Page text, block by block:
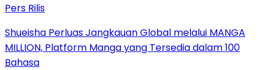
Pers Rilis
Shueisha Perluas Jangkauan Global melalui MANGA
MILLION, Platform Manga yang Tersedia dalam 100
Bahasa